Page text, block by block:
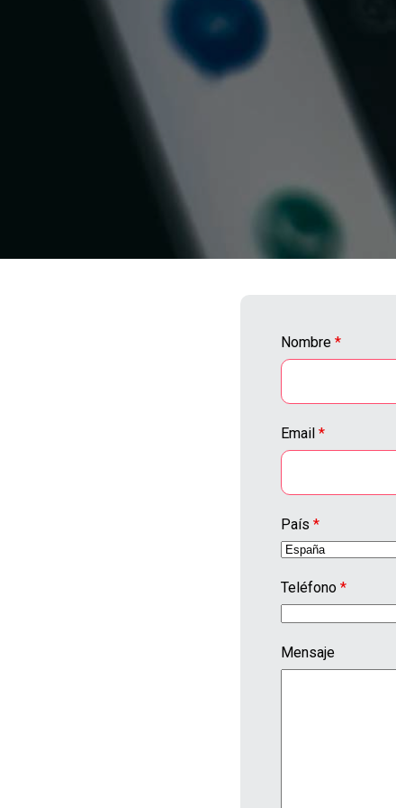
Nombre *
Email *
País *
Teléfono *
Mensaje